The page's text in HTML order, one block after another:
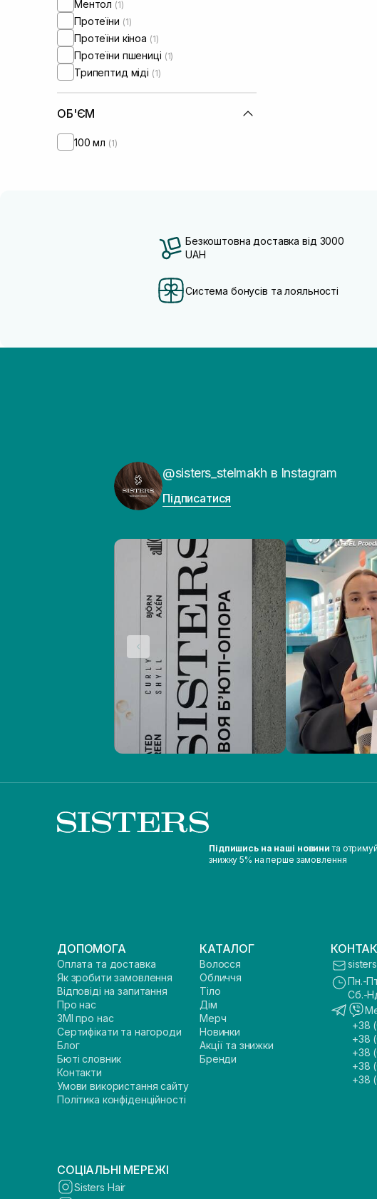
Ментол (1)
Протеїни (1)
Протеїни кіноа (1)
Протеїни пшениці (1)
Трипептид міді (1)
ОБ'ЄМ
100 мл (1)
Безкоштовна доставка від 3000
UAH
Система бонусів та лояльності
@sisters_stelmakh в Instagram
Підписатися
Підпишись на наші новини та отримуй
знижку 5% на перше замовлення
ДОПОМОГА
Оплата та доставка
Як зробити замовлення
Відповіді на запитання
Про нас
ЗМІ про нас
Сертифікати та нагороди
Блог
Бюті словник
Контакти
Умови використання сайту
Політика конфіденційності
КАТАЛОГ
Волосся
Обличчя
Тіло
Дім
Мерч
Новинки
Акції та знижки
Бренди
Пн.-
Сб.-
+38
+38
+38
+38
+38
СОЦІАЛЬНІ МЕРЕЖІ
Sisters Hair